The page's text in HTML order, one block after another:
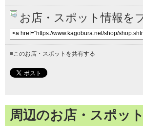
お店・スポット情報を
■ このお店・スポットを共有する
周辺のお店・スポット